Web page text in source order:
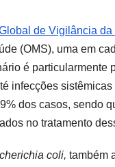
de Vigilância
(OMS), uma em
é particularmente
infecções
dos casos, sendo
no tratamento
coli, também